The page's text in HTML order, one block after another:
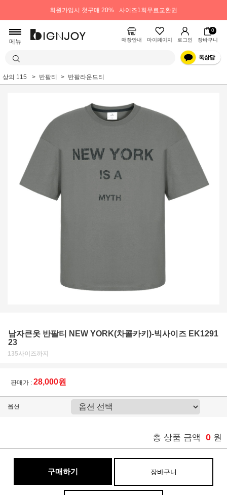
회원가입시 첫구매 20% 사이즈1회무료교환권
메뉴 매장안내 마이페이지 로그인
0
장바구니
상의 115 반팔티 반팔라운드티
남자큰옷 반팔티 NEW YORK(차콜카키)-빅사이즈 EK1291
23
135사이즈까지
판매가 : 28,000원
옵션
총 상품 금액 0 원
구매하기 장바구니